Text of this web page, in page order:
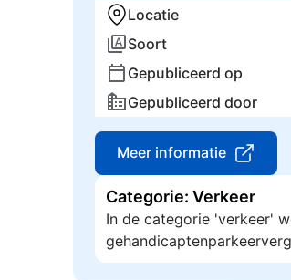
Locatie
Soort
Gepubliceerd op
Gepubliceerd door
Meer informatie
Categorie: Verkeer
In de categorie 'verkeer'